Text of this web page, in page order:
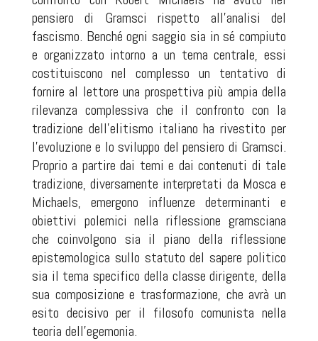
pensiero di Gramsci rispetto all’analisi del
fascismo. Benché ogni saggio sia in sé compiuto
e organizzato intorno a un tema centrale, essi
costituiscono nel complesso un tentativo di
fornire al lettore una prospettiva più ampia della
rilevanza complessiva che il confronto con la
tradizione dell’elitismo italiano ha rivestito per
l’evoluzione e lo sviluppo del pensiero di Gramsci.
Proprio a partire dai temi e dai contenuti di tale
tradizione, diversamente interpretati da Mosca e
Michaels, emergono influenze determinanti e
obiettivi polemici nella riflessione gramsciana
che coinvolgono sia il piano della riflessione
epistemologica sullo statuto del sapere politico
sia il tema specifico della classe dirigente, della
sua composizione e trasformazione, che avrà un
esito decisivo per il filosofo comunista nella
teoria dell’egemonia.